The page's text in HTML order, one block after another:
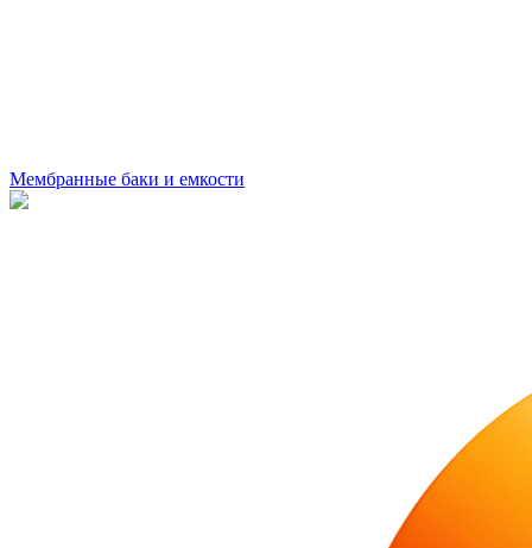
Мембранные баки и емкости